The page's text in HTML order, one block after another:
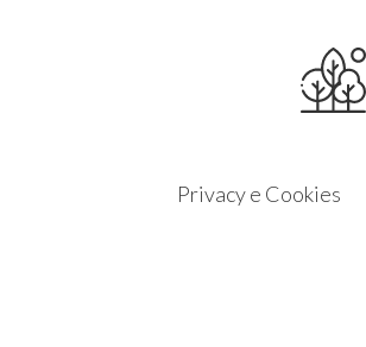
Privacy e Cookies